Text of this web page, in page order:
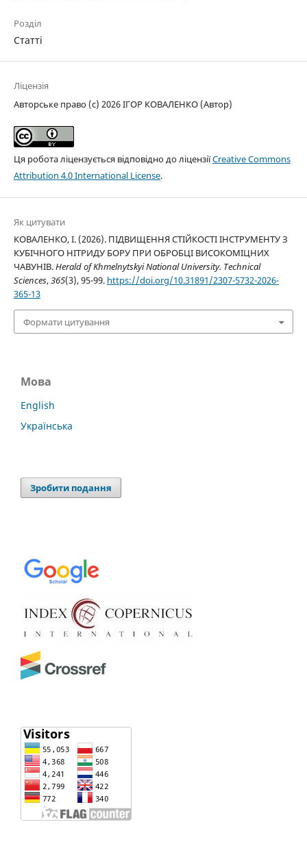
Розділ
Статті
Ліцензія
Авторське право (c) 2026 ІГОР КОВАЛЕНКО (Автор)
Ця робота ліцензується відповідно до ліцензіїCreative Commons
Attribution 4.0 International License.
Як цитувати
КОВАЛЕНКО, І. (2026). ПІДВИЩЕННЯ СТІЙКОСТІ ІНСТРУМЕНТУ З
КУБІЧНОГО НІТРИДУ БОРУ ПРИ ОБРОБЦІ ВИСОКОМІЦНИХ
ЧАВУНІВ.Herald of Khmelnytskyi National University. Technical
Sciences,365(3), 95-99. https://doi.org/10.31891/2307-5732-2026-
365-13
Формати цитування
Мова
English
Українська
Зробити подання